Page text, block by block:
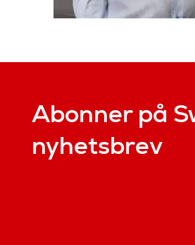
Abonner på
nyhetsbrev